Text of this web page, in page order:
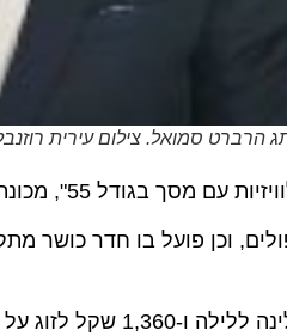
סמואל. צילום עירית רוזנבלום
וחדר אמבטיה מחופה בשיש יוקרתי.
ספא עם 6 חדרי טיפולים, וכן פועל